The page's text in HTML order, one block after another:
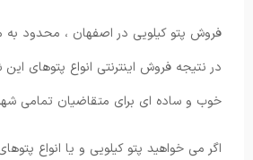
فروش پتو کیلویی در اصفهان ، محدود به
در نتیجه فروش اینترنتی انواع پتوهای
خوب و ساده ای برای متقاضیان تمامی
اگر می خواهید پتو کیلویی و یا انواع